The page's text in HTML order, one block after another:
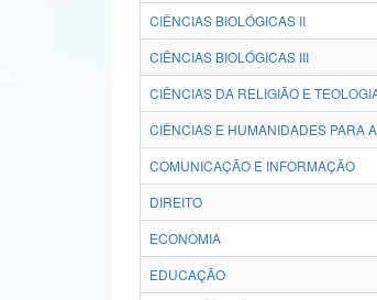
CIÊNCIAS BIOLÓGICAS II
CIÊNCIAS BIOLÓGICAS III
CIÊNCIAS DA RELIGIÃO E
CIÊNCIAS E HUMANIDADES PARA
COMUNICAÇÃO E INFORMAÇÃO
DIREITO
ECONOMIA
EDUCAÇÃO